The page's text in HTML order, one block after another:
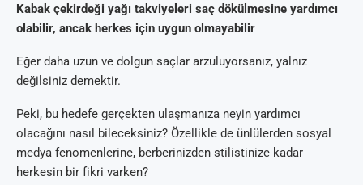
Kabak çekirdeği yağı takviyeleri saç dökülmesine yardımcı
olabilir, ancak herkes için uygun olmayabilir
Eğer daha uzun ve dolgun saçlar arzuluyorsanız, yalnız
değilsiniz demektir.
Peki, bu hedefe gerçekten ulaşmanıza neyin yardımcı
olacağını nasıl bileceksiniz? Özellikle de ünlülerden sosyal
medya fenomenlerine, berberinizden stilistinize kadar
herkesin bir fikri varken?